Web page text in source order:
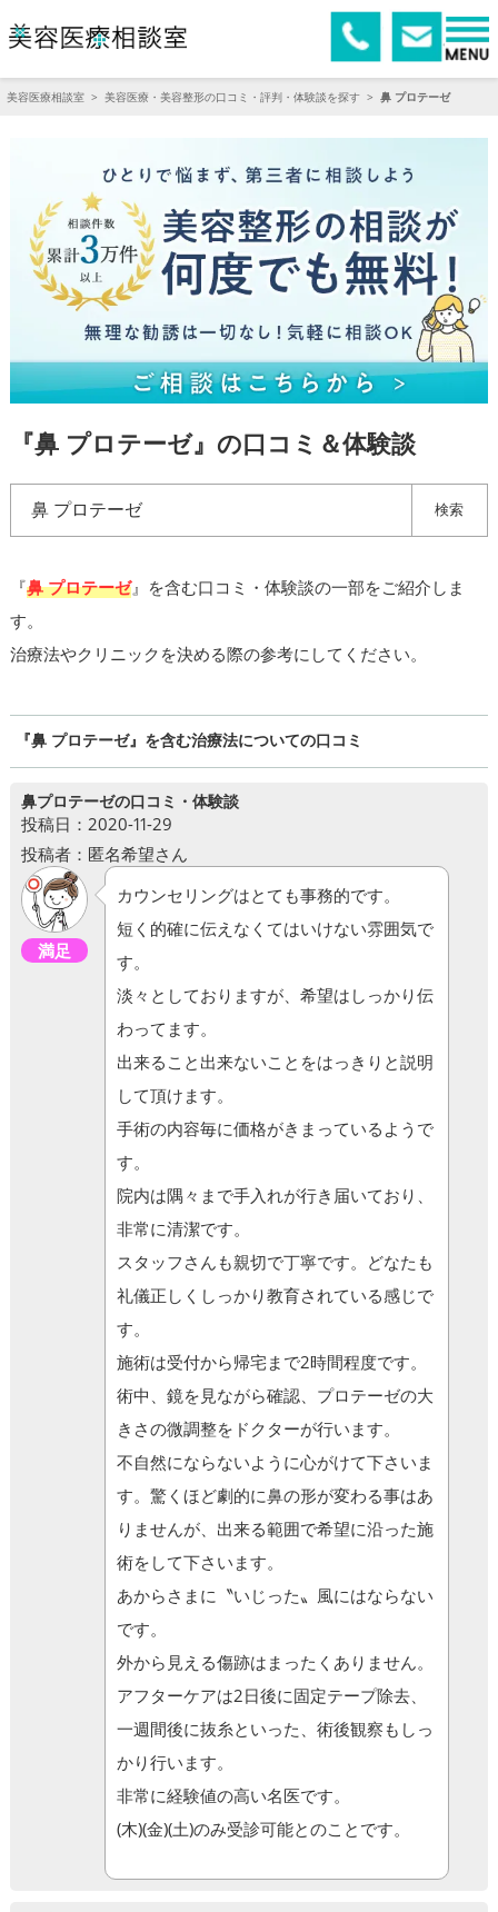
美容医療相談室 > 美容医療・美容整形の口コミ・評判・体験談を探す > 鼻 プロテーゼ
『鼻 プロテーゼ』の口コミ＆体験談
検索
『鼻 プロテーゼ』を含む口コミ・体験談の一部をご紹介しま
す。
治療法やクリニックを決める際の参考にしてください。
『鼻 プロテーゼ』を含む治療法についての口コミ
鼻プロテーゼの口コミ・体験談
投稿日：2020-11-29
投稿者：匿名希望さん
満足
カウンセリングはとても事務的です。
短く的確に伝えなくてはいけない雰囲気で
す。
淡々としておりますが、希望はしっかり伝
わってます。
出来ること出来ないことをはっきりと説明
して頂けます。
手術の内容毎に価格がきまっているようで
す。
院内は隅々まで手入れが行き届いており、
非常に清潔です。
スタッフさんも親切で丁寧です。どなたも
礼儀正しくしっかり教育されている感じで
す。
施術は受付から帰宅まで2時間程度です。
術中、鏡を見ながら確認、プロテーゼの大
きさの微調整をドクターが行います。
不自然にならないように心がけて下さいま
す。驚くほど劇的に鼻の形が変わる事はあ
りませんが、出来る範囲で希望に沿った施
術をして下さいます。
あからさまに〝いじった〟風にはならない
です。
外から見える傷跡はまったくありません。
アフターケアは2日後に固定テープ除去、
一週間後に抜糸といった、術後観察もしっ
かり行います。
非常に経験値の高い名医です。
(木)(金)(土)のみ受診可能とのことです。